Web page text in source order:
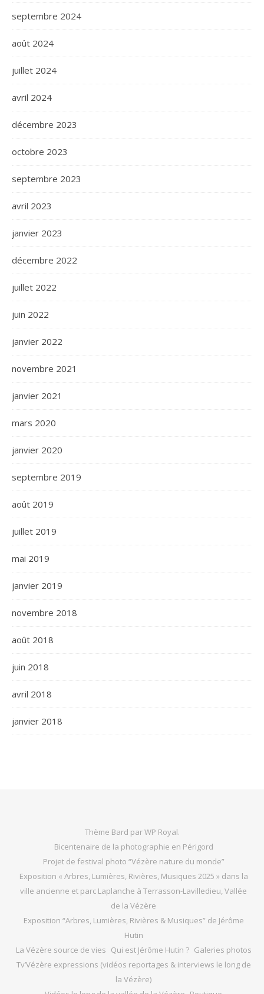
septembre 2024
août 2024
juillet 2024
avril 2024
décembre 2023
octobre 2023
septembre 2023
avril 2023
janvier 2023
décembre 2022
juillet 2022
juin 2022
janvier 2022
novembre 2021
janvier 2021
mars 2020
janvier 2020
septembre 2019
août 2019
juillet 2019
mai 2019
janvier 2019
novembre 2018
août 2018
juin 2018
avril 2018
janvier 2018
Thème Bard parWP Royal.
Bicentenaire de la photographie en Périgord
Projet de festival photo “Vézère nature du monde”
Exposition « Arbres, Lumières, Rivières, Musiques 2025 » dans la
ville ancienne et parc Laplanche à Terrasson-Lavilledieu, Vallée
de la Vézère
Exposition “Arbres, Lumières, Rivières & Musiques” de Jérôme
Hutin
La Vézère source de vies Qui est Jérôme Hutin ? Galeries photos
Tv’Vézère expressions (vidéos reportages & interviews le long de
la Vézère)